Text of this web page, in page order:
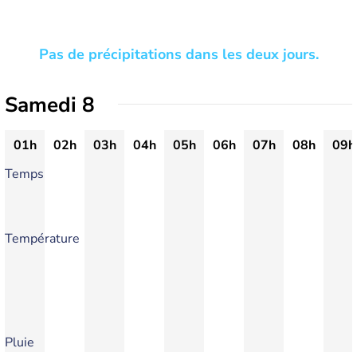
Pas de précipitations dans les deux jours.
Samedi 8
01h 02h 03h 04h 05h 06h 07h 08h
09h
Temps
Température
Pluie